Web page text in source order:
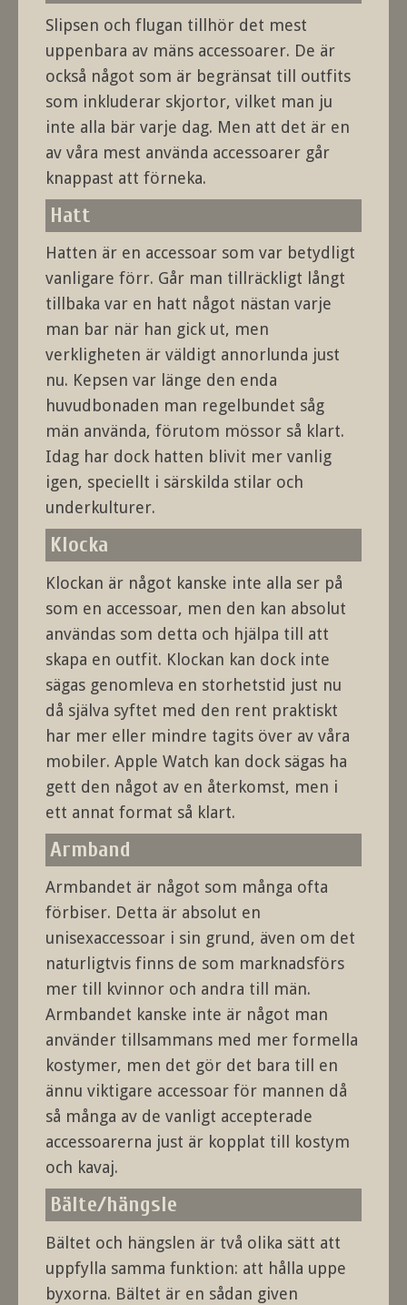
Slipsen och flugan tillhör det mest
uppenbara av mäns accessoarer. De är
också något som är begränsat till outfits
som inkluderar skjortor, vilket man ju
inte alla bär varje dag. Men att det är en
av våra mest använda accessoarer går
knappast att förneka.
Hatt
Hatten är en accessoar som var betydligt
vanligare förr. Går man tillräckligt långt
tillbaka var en hatt något nästan varje
man bar när han gick ut, men
verkligheten är väldigt annorlunda just
nu. Kepsen var länge den enda
huvudbonaden man regelbundet såg
män använda, förutom mössor så klart.
Idag har dock hatten blivit mer vanlig
igen, speciellt i särskilda stilar och
underkulturer.
Klocka
Klockan är något kanske inte alla ser på
som en accessoar, men den kan absolut
användas som detta och hjälpa till att
skapa en outfit. Klockan kan dock inte
sägas genomleva en storhetstid just nu
då själva syftet med den rent praktiskt
har mer eller mindre tagits över av våra
mobiler. Apple Watch kan dock sägas ha
gett den något av en återkomst, men i
ett annat format så klart.
Armband
Armbandet är något som många ofta
förbiser. Detta är absolut en
unisexaccessoar i sin grund, även om det
naturligtvis finns de som marknadsförs
mer till kvinnor och andra till män.
Armbandet kanske inte är något man
använder tillsammans med mer formella
kostymer, men det gör det bara till en
ännu viktigare accessoar för mannen då
så många av de vanligt accepterade
accessoarerna just är kopplat till kostym
och kavaj.
Bälte/hängsle
Bältet och hängslen är två olika sätt att
uppfylla samma funktion: att hålla uppe
byxorna. Bältet är en sådan given